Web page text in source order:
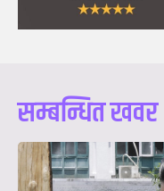
सम्बन्धित खवर